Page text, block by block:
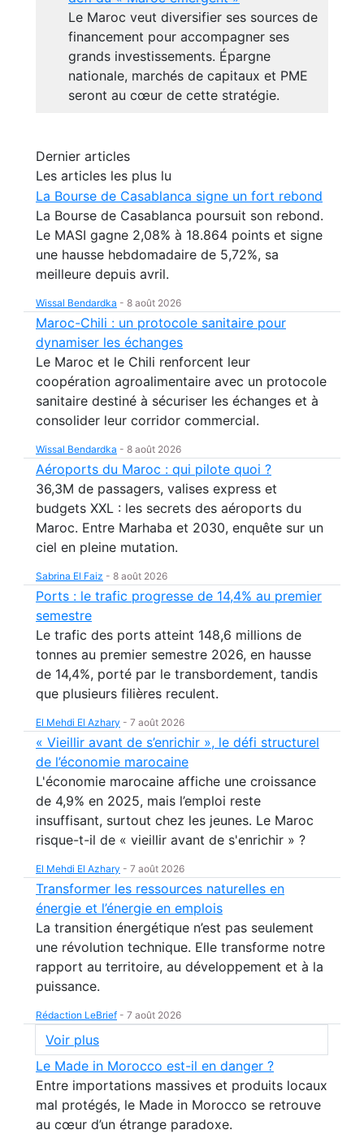
Le Maroc veut diversifier ses sources de
financement pour accompagner ses
grands investissements. Épargne
nationale, marchés de capitaux et PME
seront au cœur de cette stratégie.
Dernier articles
Les articles les plus lu
La Bourse de Casablanca signe un fort rebond
La Bourse de Casablanca poursuit son rebond.
Le MASI gagne 2,08% à 18.864 points et signe
une hausse hebdomadaire de 5,72%, sa
meilleure depuis avril.
Wissal Bendardka - 8 août 2026
Maroc-Chili : un protocole sanitaire pour
dynamiser les échanges
Le Maroc et le Chili renforcent leur
coopération agroalimentaire avec un protocole
sanitaire destiné à sécuriser les échanges et à
consolider leur corridor commercial.
Wissal Bendardka - 8 août 2026
Aéroports du Maroc : qui pilote quoi ?
36,3M de passagers, valises express et
budgets XXL : les secrets des aéroports du
Maroc. Entre Marhaba et 2030, enquête sur un
ciel en pleine mutation.
Sabrina El Faiz - 8 août 2026
Ports : le trafic progresse de 14,4% au premier
semestre
Le trafic des ports atteint 148,6 millions de
tonnes au premier semestre 2026, en hausse
de 14,4%, porté par le transbordement, tandis
que plusieurs filières reculent.
El Mehdi El Azhary - 7 août 2026
« Vieillir avant de s’enrichir », le défi structurel
de l’économie marocaine
L'économie marocaine affiche une croissance
de 4,9% en 2025, mais l’emploi reste
insuffisant, surtout chez les jeunes. Le Maroc
risque-t-il de « vieillir avant de s'enrichir » ?
El Mehdi El Azhary - 7 août 2026
Transformer les ressources naturelles en
énergie et l’énergie en emplois
La transition énergétique n’est pas seulement
une révolution technique. Elle transforme notre
rapport au territoire, au développement et à la
puissance.
Rédaction LeBrief - 7 août 2026
Voir plus
Le Made in Morocco est-il en danger ?
Entre importations massives et produits locaux
mal protégés, le Made in Morocco se retrouve
au cœur d’un étrange paradoxe.